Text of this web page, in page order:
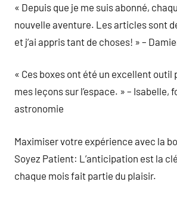
« Depuis que je me suis abonné,
nouvelle aventure. Les articles sont
et j’ai appris tant de choses! » –
« Ces boxes ont été un excellent outil
mes leçons sur l’espace. » – Isabelle,
astronomie
Maximiser votre expérience avec la
Soyez Patient: L’anticipation est la
chaque mois fait partie du plaisir.